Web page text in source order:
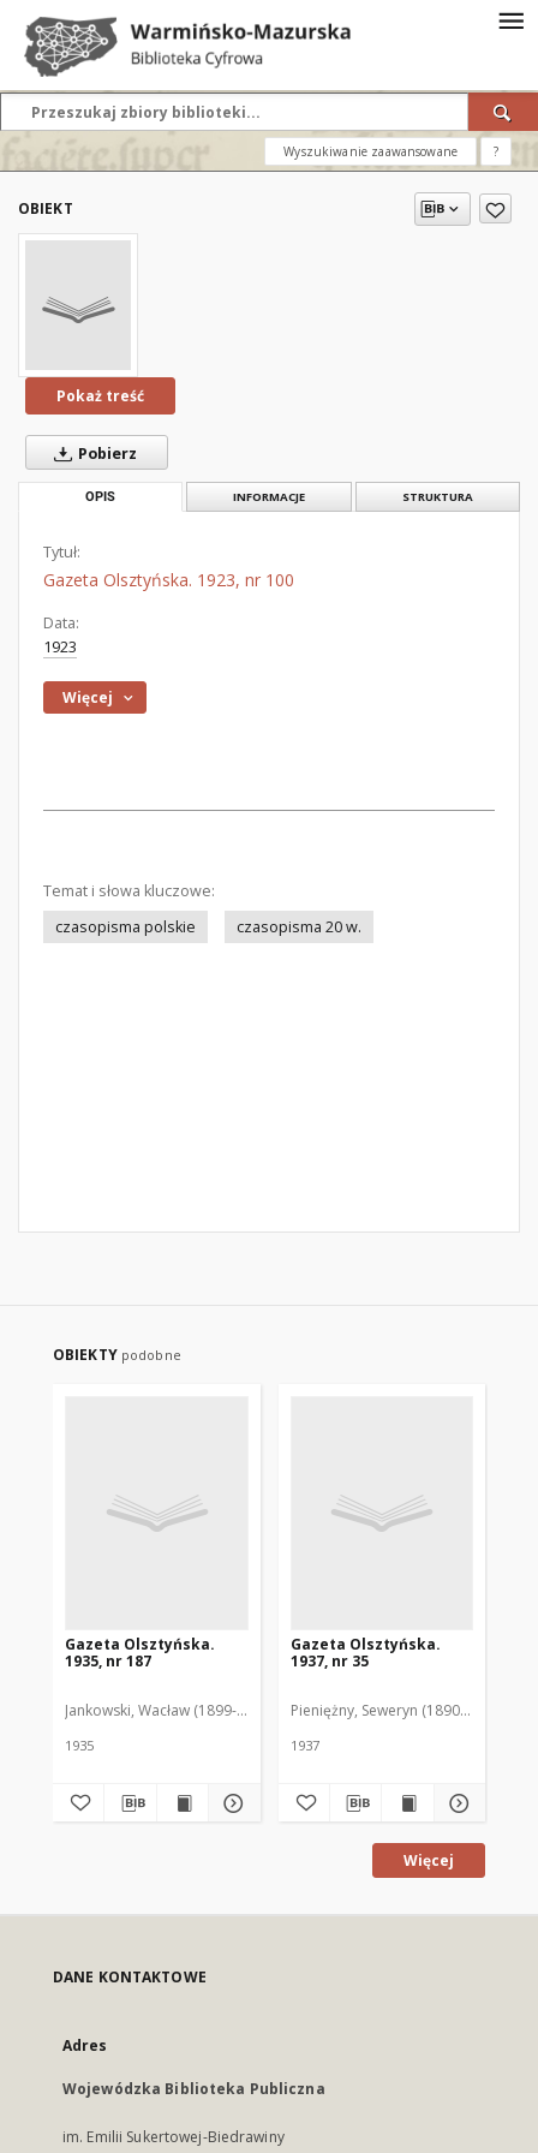
Wyszukiwanie zaawansowane ?
OBIEKT
Pokaż treść
Pobierz
OPIS INFORMACJE STRUKTURA
Tytuł:
Gazeta Olsztyńska. 1923, nr 100
Data:
1923
Więcej
Temat i słowa kluczowe:
czasopisma polskie
czasopisma 20 w.
OBIEKTY podobne
Gazeta Olsztyńska.
1935, nr 187
Jankowski, Wacław (1899-1975). Red.
1935
Gazeta Olsztyńska.
1937, nr 35
Pieniężny, Seweryn (1890-1940). Red.
1937
Więcej
DANE KONTAKTOWE
Adres
Wojewódzka Biblioteka Publiczna
im. Emilii Sukertowej-Biedrawiny